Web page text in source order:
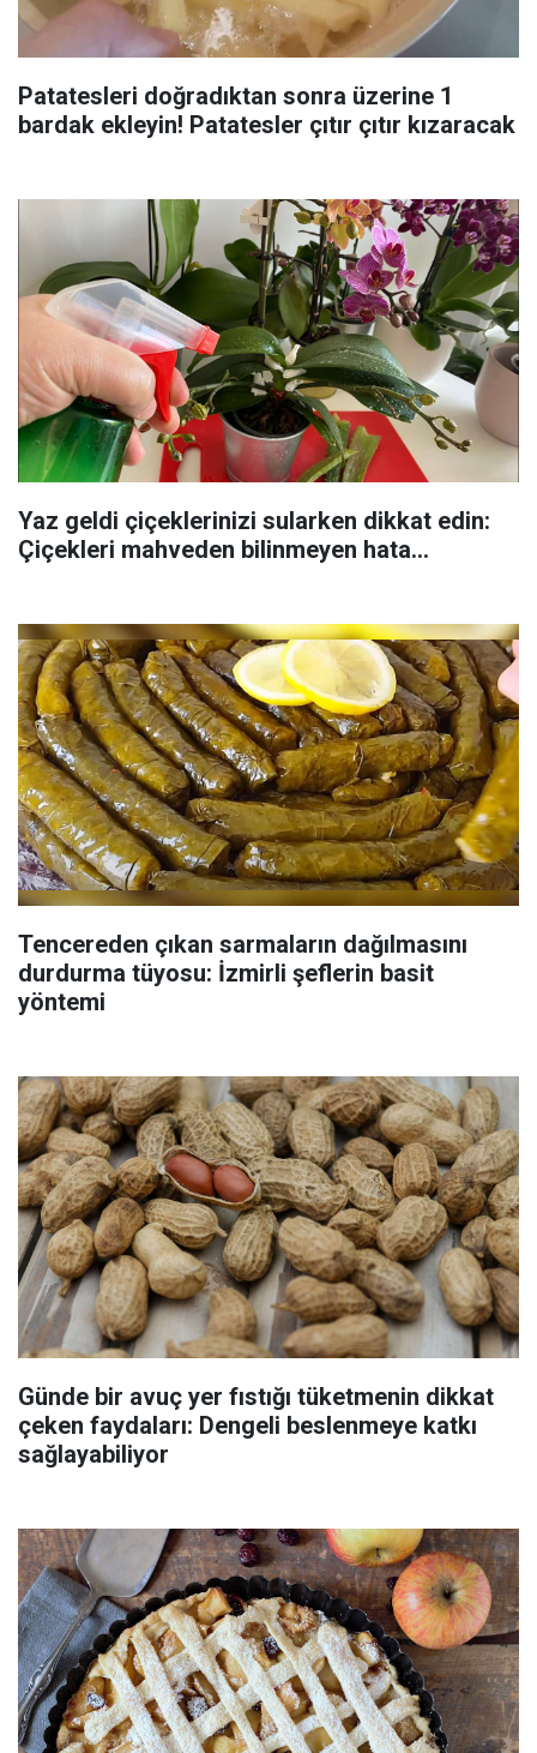
Patatesleri doğradıktan sonra üzerine 1
bardak ekleyin! Patatesler çıtır çıtır kızaracak
Yaz geldi çiçeklerinizi sularken dikkat edin:
Çiçekleri mahveden bilinmeyen hata...
Tencereden çıkan sarmaların dağılmasını
durdurma tüyosu: İzmirli şeflerin basit
yöntemi
Günde bir avuç yer fıstığı tüketmenin dikkat
çeken faydaları: Dengeli beslenmeye katkı
sağlayabiliyor